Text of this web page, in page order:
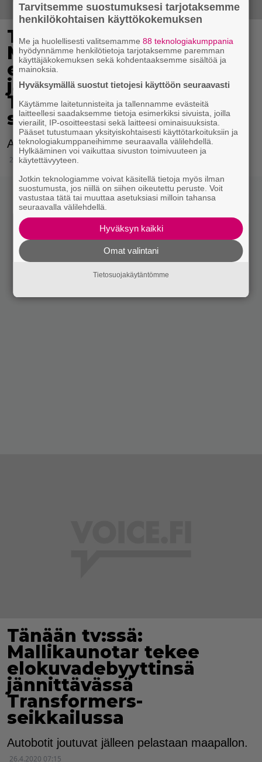
Tänään tv:ssä:
Mallikaunotar tekee
elokuvadebyyttinsä
jännittävässä
Transformers-
seikkailussa
Autobotit joutuvat jälleen pelastaan maapallon.
26.4.2020 07:15
Tänään tv:ssä:
Mallikaunotar tekee
elokuvadebyyttinsä
jännittävässä
Transformers-
seikkailussa
Autobotit joutuvat jälleen pelastaan maapallon.
26.4.2020 07:15
Tarvitsemme suostumuksesi tarjotaksemme
henkilökohtaisen käyttökokemuksen
Me ja huolellisesti valitsemamme88 teknologiakumppania
hyödynnämme henkilötietoja tarjotaksemme paremman
käyttäjäkokemuksen sekä kohdentaaksemme sisältöä ja
mainoksia.
Hyväksymällä suostut tietojesi käyttöön seuraavasti
Käytämme laitetunnisteita ja tallennamme evästeitä
laitteellesi saadaksemme tietoja esimerkiksi sivuista, joilla
vierailit, IP-osoitteestasi sekä laitteesi ominaisuuksista.
Pääset tutustumaan yksityiskohtaisesti käyttötarkoituksiin ja
teknologiakumppaneihimme seuraavalla välilehdellä.
Hylkääminen voi vaikuttaa sivuston toimivuuteen ja
käytettävyyteen.
Jotkin teknologiamme voivat käsitellä tietoja myös ilman
suostumusta, jos niillä on siihen oikeutettu peruste. Voit
vastustaa tätä tai muuttaa asetuksiasi milloin tahansa
seuraavalla välilehdellä.
Hyväksyn kaikki
Omat valintani
Tietosuojakäytäntömme